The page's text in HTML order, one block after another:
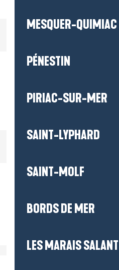
MESQUER-QUIMIAC
PÉNESTIN
PIRIAC-SUR-MER
SAINT-LYPHARD
SAINT-MOLF
BORDS DE MER
LES MARAIS